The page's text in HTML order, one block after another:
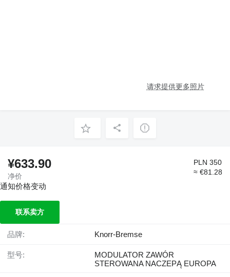
请求提供更多照片
¥633.90
净价
PLN 350
≈ €81.28
通知价格变动
联系卖方
品牌: Knorr-Bremse
型号:
MODULATOR ZAWÓR
STEROWANA NACZEPĄ EUROPA